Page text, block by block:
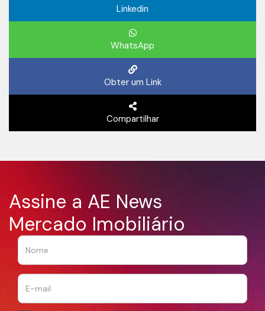
Linkedin
WhatsApp
Obter um Link
Compartilhar
Assine a AE News
Mercado Imobiliário